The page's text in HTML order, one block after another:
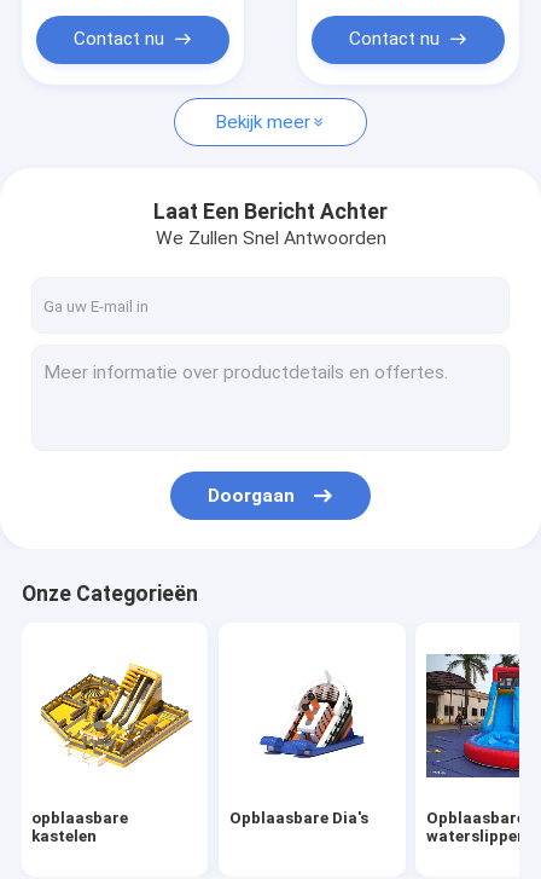
Gevallen
Vraag een offerte
Opblaasbare Dia's
Opblaasbare waterslippen
Opblaasbare bogen
Opblaasbare waterkastelen
opblaasbaar waterpark
Bounce Castle Glijbaan
Contact nu Contact nu
Bekijk meer
Laat Een Bericht Achter
We Zullen Snel Antwoorden
Doorgaan
Onze Categorieën
opblaasbare
kastelen
Opblaasbare Dia's
Opblaasbare
waterslippen